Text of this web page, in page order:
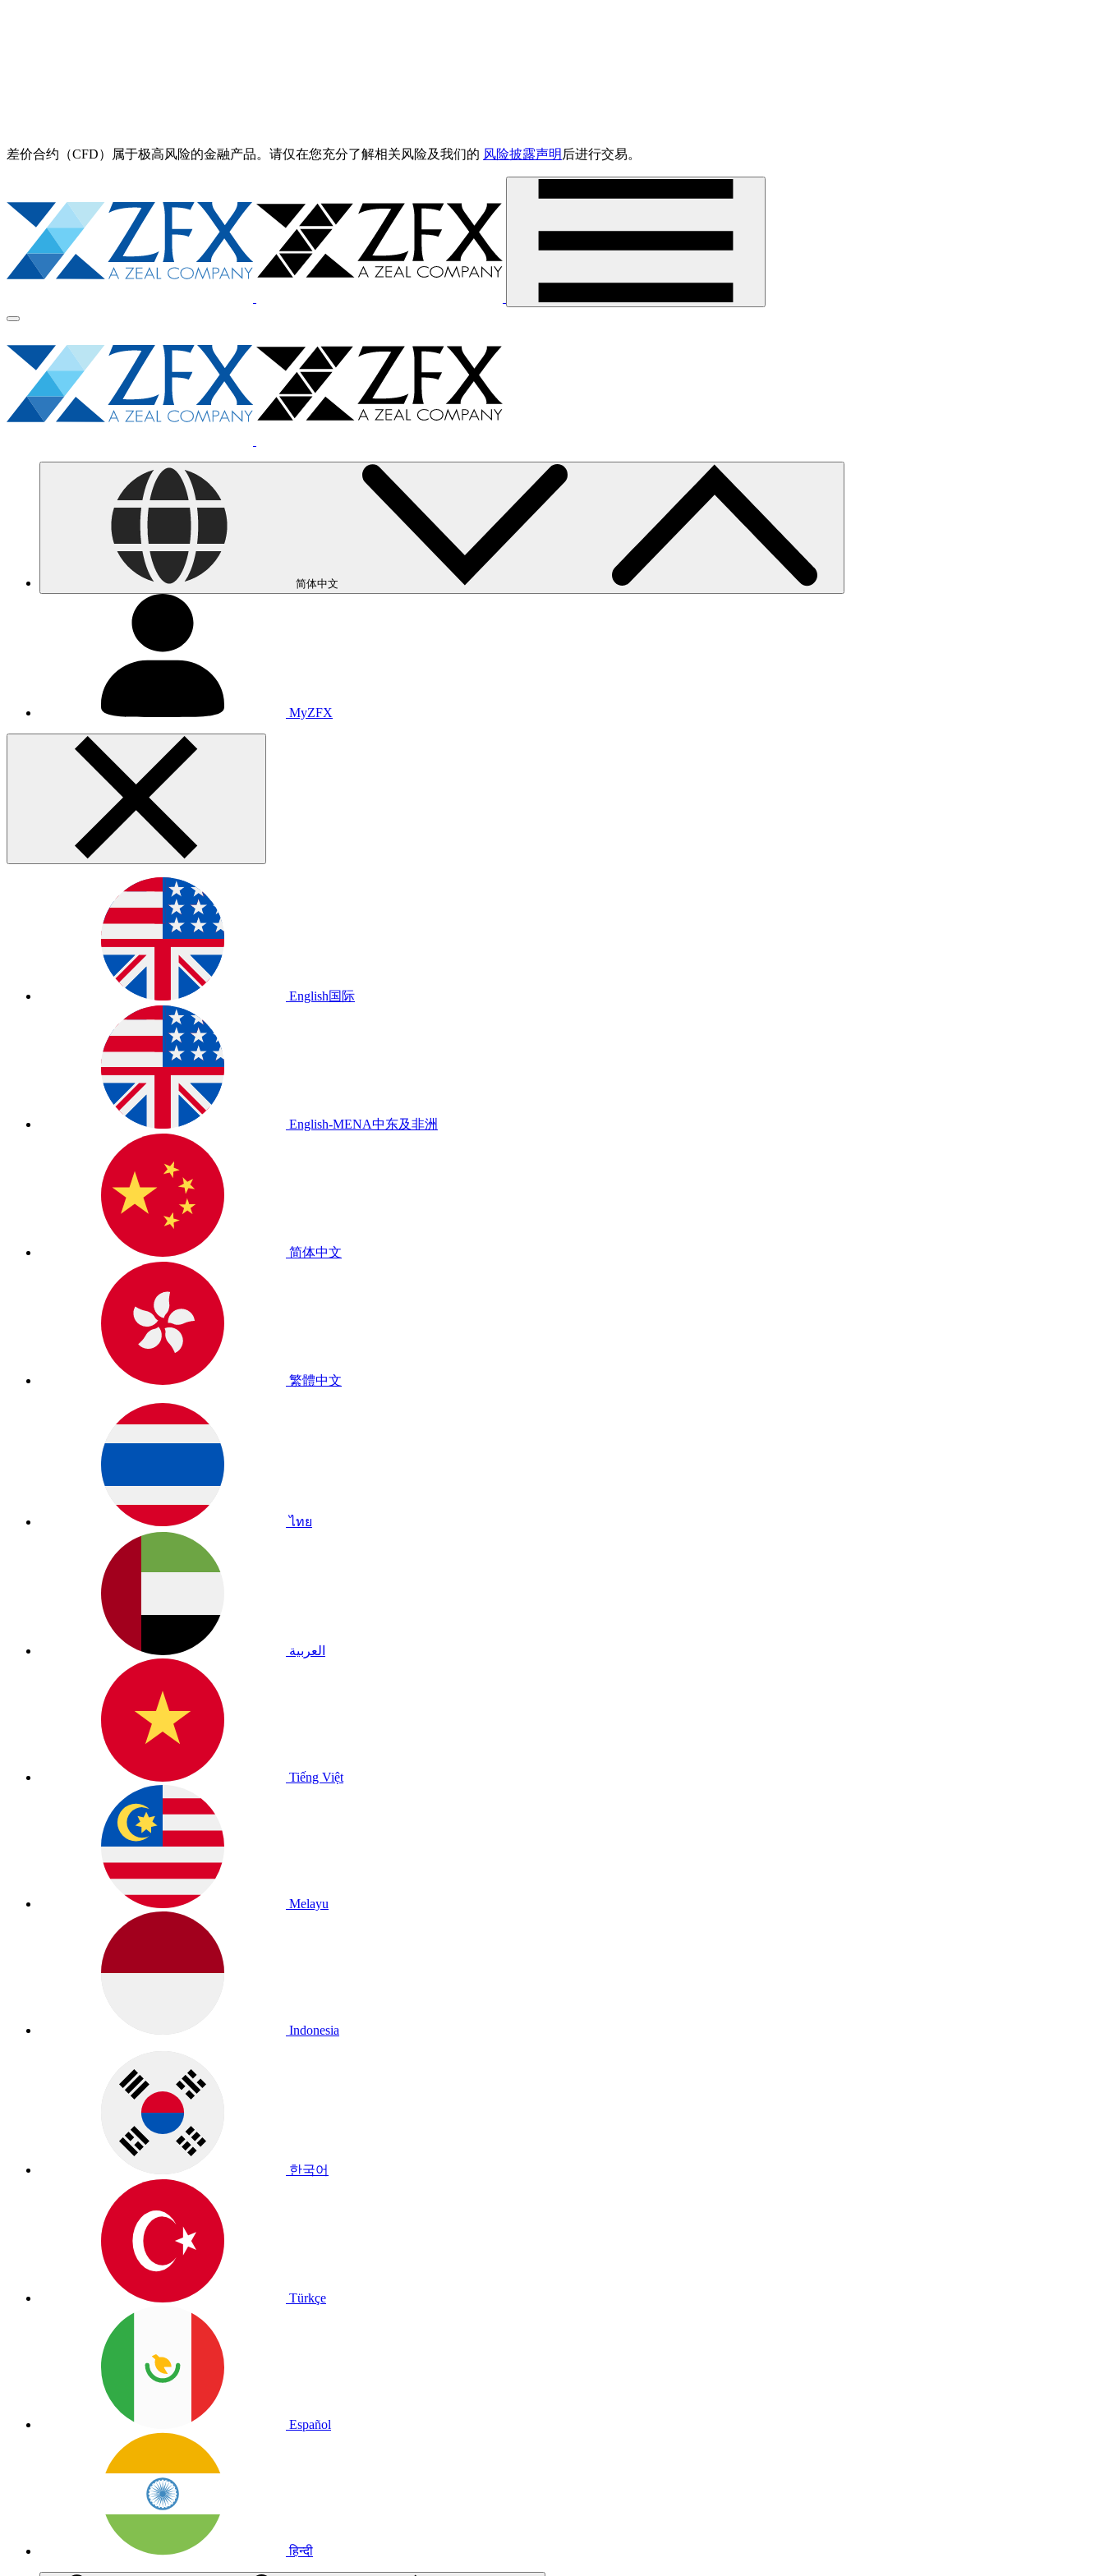
差价合约（CFD）属于极高风险的金融产品。请仅在您充分了解相关风险及我们的 风险披露声明 后进行交易。
简体中文
MyZFX
English国际
English-MENA中东及非洲
简体中文
繁體中文
ไทย
العربية
Tiếng Việt
Melayu
Indonesia
한국어
Türkçe
Español
हिन्दी